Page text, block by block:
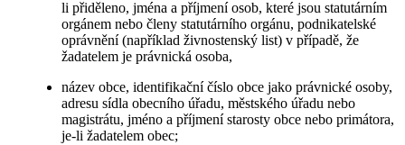
li přiděleno, jména a příjmení osob, které jsou statutárním
orgánem nebo členy statutárního orgánu, podnikatelské
oprávnění (například živnostenský list) v případě, že
žadatelem je právnická osoba,
název obce, identifikační číslo obce jako právnické osoby,
adresu sídla obecního úřadu, městského úřadu nebo
magistrátu, jméno a příjmení starosty obce nebo primátora,
je-li žadatelem obec;